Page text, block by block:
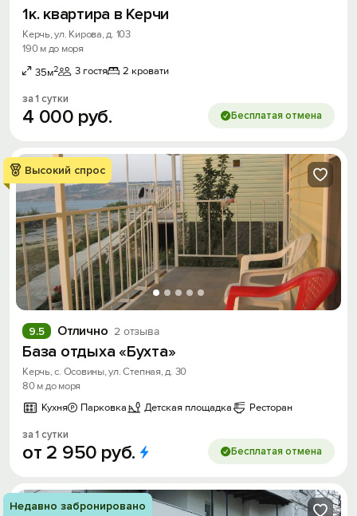
1к. квартира в Керчи
Керчь, ул. Кирова, д. 103
190 м до моря
35м2 3 гостя 2 кровати
за 1 сутки
4 000 руб. Бесплатая отмена
Высокий спрос
Отлично 2 отзыва
9.5
База отдыха «Бухта»
Керчь, с. Осовины, ул. Степная, д. 30
80 м до моря
Кухня
Парковка Детская площадка Ресторан
за 1 сутки
от 2 950 руб. Бесплатая отмена
Недавно забронировано